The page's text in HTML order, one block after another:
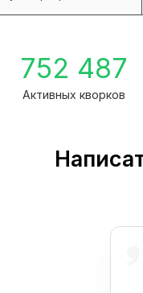
752 487
Активных кворков